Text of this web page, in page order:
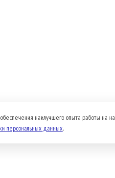
наилучшего опыта работы на
персональных данных.